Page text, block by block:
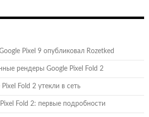
Pixel 9 опубликовал Rozetked
рендеры Google Pixel Fold 2
Fold 2 утекли в сеть
Fold 2: первые подробности